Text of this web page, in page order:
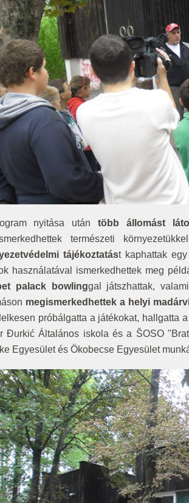
nyitása után több állomást
természeti
tájékoztatást kaphattak
használatával ismerkedhettek meg
palack bowlinggal játszhattak,
megismerkedhettek a helyi
próbálgatta a játékokat, hallgatta
Đurkić Általános iskola és a ŠOSO
Egyesület és Ökobecse Egyesület